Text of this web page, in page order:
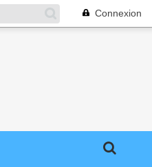
Connexion